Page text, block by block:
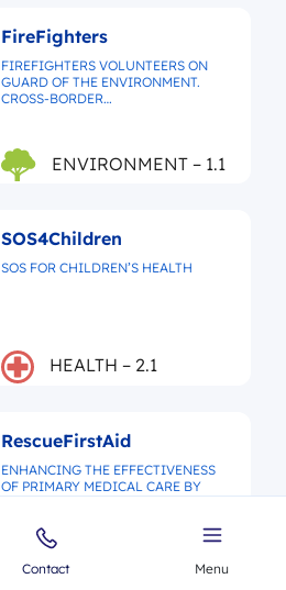
Contact Menu
FireFighters
FIREFIGHTERS VOLUNTEERS ON
GUARD OF THE ENVIRONMENT.
CROSS-BORDER…
ENVIRONMENT – 1.1
SOS4Children
SOS FOR CHILDREN’S HEALTH
HEALTH – 2.1
RescueFirstAid
ENHANCING THE EFFECTIVENESS
OF PRIMARY MEDICAL CARE BY
HEALTH – 2.1